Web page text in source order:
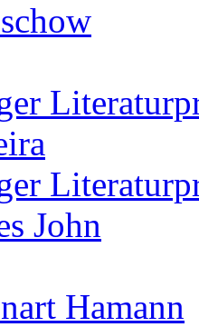
John
Hamann